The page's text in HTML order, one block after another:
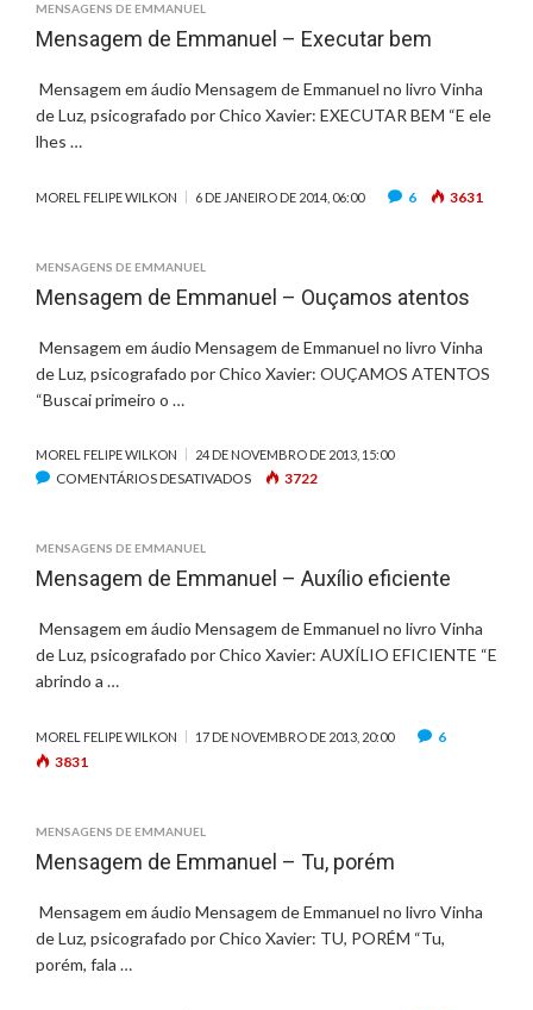
MENSAGENS DE EMMANUEL
Mensagem de Emmanuel – Executar bem
Mensagem em áudio Mensagem de Emmanuel no livro Vinha
de Luz, psicografado por Chico Xavier: EXECUTAR BEM “E ele
lhes …
MOREL FELIPE WILKON 6 DE JANEIRO DE 2014, 06:00 6 3631
MENSAGENS DE EMMANUEL
Mensagem de Emmanuel – Ouçamos atentos
Mensagem em áudio Mensagem de Emmanuel no livro Vinha
de Luz, psicografado por Chico Xavier: OUÇAMOS ATENTOS
“Buscai primeiro o …
MOREL FELIPE WILKON 24 DE NOVEMBRO DE 2013, 15:00
COMENTÁRIOS DESATIVADOS
N
A
G
D
A
3722
MENSAGENS DE EMMANUEL
Mensagem de Emmanuel – Auxílio eficiente
Mensagem em áudio Mensagem de Emmanuel no livro Vinha
de Luz, psicografado por Chico Xavier: AUXÍLIO EFICIENTE “E
abrindo a …
MOREL FELIPE WILKON 17 DE NOVEMBRO DE 2013, 20:00
6
3831
MENSAGENS DE EMMANUEL
Mensagem de Emmanuel – Tu, porém
Mensagem em áudio Mensagem de Emmanuel no livro Vinha
de Luz, psicografado por Chico Xavier: TU, PORÉM “Tu,
porém, fala …